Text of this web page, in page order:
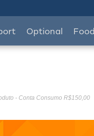
Optional Food
- Conta Consumo R$150,00